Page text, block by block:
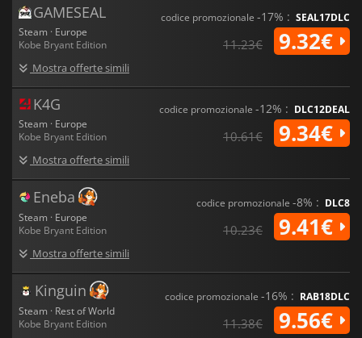
GAMESEAL
Steam · Europe
Kobe Bryant Edition
Mostra offerte simili
codice promozionale -17% : SEAL17DLC
11.23€ 9.32€
K4G
Steam · Europe
Kobe Bryant Edition
Mostra offerte simili
codice promozionale -12% : DLC12DEAL
10.61€ 9.34€
Eneba
Steam · Europe
Kobe Bryant Edition
Mostra offerte simili
codice promozionale -8% : DLC8
10.23€ 9.41€
Kinguin
Steam · Rest of World
Kobe Bryant Edition
codice promozionale -16% : RAB18DLC
11.38€ 9.56€